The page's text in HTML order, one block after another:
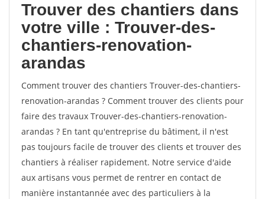
Trouver des chantiers dans
votre ville : Trouver-des-
chantiers-renovation-
arandas
Comment trouver des chantiers Trouver-des-chantiers-
renovation-arandas ? Comment trouver des clients pour
faire des travaux Trouver-des-chantiers-renovation-
arandas ? En tant qu'entreprise du bâtiment, il n'est
pas toujours facile de trouver des clients et trouver des
chantiers à réaliser rapidement. Notre service d'aide
aux artisans vous permet de rentrer en contact de
manière instantannée avec des particuliers à la